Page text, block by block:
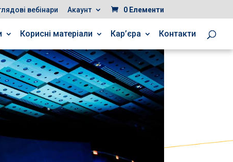
вебінари Акаунт 0 Елементи
Корисні матеріали Кар’єра Контакти